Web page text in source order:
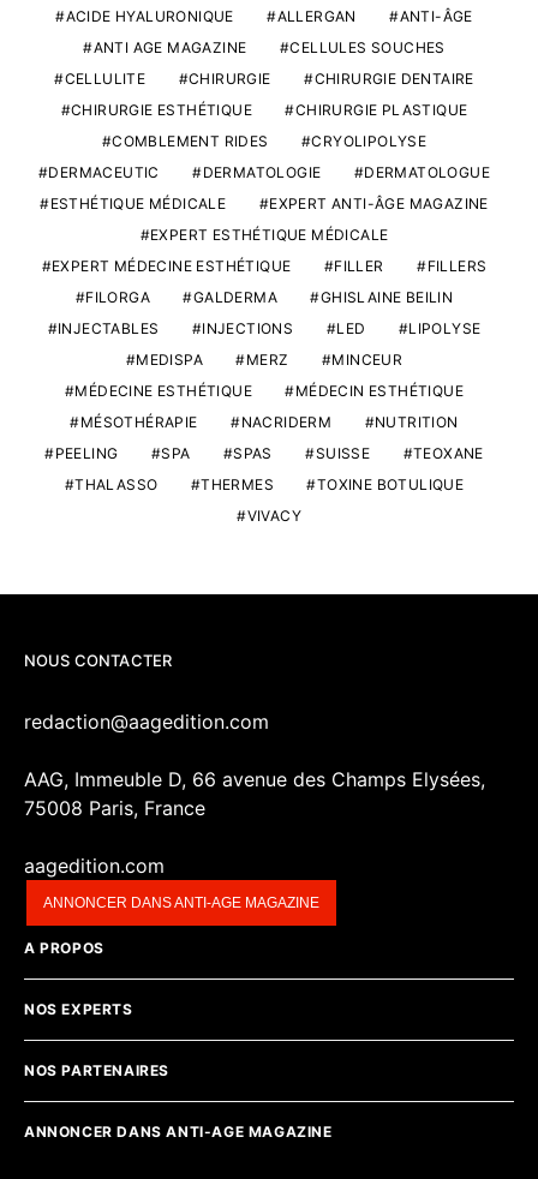
ACIDE HYALURONIQUE ALLERGAN
ANTI-ÂGE
ANTI AGE MAGAZINE
CELLULES SOUCHES
CELLULITE
CHIRURGIE
CHIRURGIE DENTAIRE
CHIRURGIE ESTHÉTIQUE
CHIRURGIE PLASTIQUE
COMBLEMENT RIDES
CRYOLIPOLYSE
DERMACEUTIC
DERMATOLOGIE
DERMATOLOGUE
ESTHÉTIQUE MÉDICALE
EXPERT ANTI-ÂGE MAGAZINE
EXPERT ESTHÉTIQUE MÉDICALE
EXPERT MÉDECINE ESTHÉTIQUE
FILLER
FILLERS
FILORGA
GALDERMA
GHISLAINE BEILIN
INJECTABLES
INJECTIONS LED
LIPOLYSE
MEDISPA
MERZ
MINCEUR
MÉDECINE ESTHÉTIQUE
MÉDECIN ESTHÉTIQUE
MÉSOTHÉRAPIE
NACRIDERM
NUTRITION
PEELING
SPA SPAS SUISSE
TEOXANE
THALASSO
THERMES
TOXINE BOTULIQUE
VIVACY
NOUS CONTACTER
redaction@aagedition.com
AAG, Immeuble D, 66 avenue des Champs Elysées,
75008 Paris, France
aagedition.com
ANNONCER DANS ANTI-AGE MAGAZINE
A PROPOS
NOS EXPERTS
NOS PARTENAIRES
ANNONCER DANS ANTI-AGE MAGAZINE